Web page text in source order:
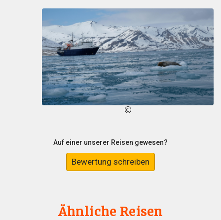
©
Auf einer unserer Reisen gewesen?
Bewertung schreiben
Ähnliche Reisen